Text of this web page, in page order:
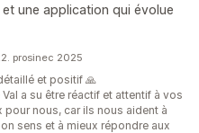
une application qui évolue
prosinec 2025
et positif 🙏
a su être réactif et attentif à vos
nous, car ils nous aident à
sens et à mieux répondre aux